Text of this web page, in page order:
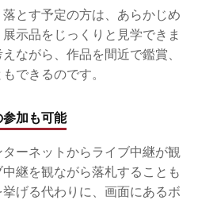
とす予定の方は、あらかじめ
示品をじっくりと見学できま
ながら、作品を間近で鑑賞、
できるのです。
加も可能
ーネットからライブ中継が観
継を観ながら落札することも
げる代わりに、画面にあるボ